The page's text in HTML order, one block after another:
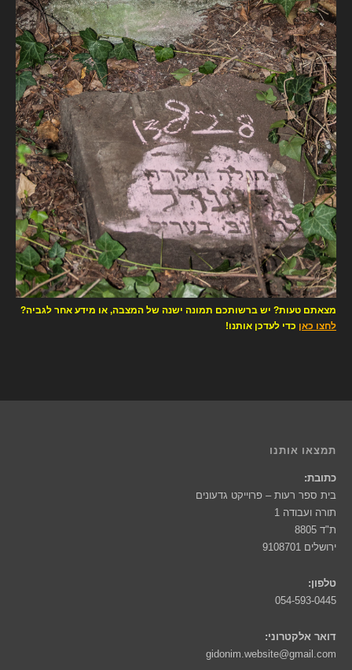
מצאתם טעות? יש ברשותכם תמונה ישנה של המצבה, או מידע אחר לגביה?
לחצו כאן כדי לעדכן אותנו!
תמצאו אותנו
כתובת:
בית ספר רעות – פרוייקט גדעונים
תורה ועבודה 1
ת"ד 8805
ירושלים 9108701
טלפון:
054-593-0445
דואר אלקטרוני:
gidonim.website@gmail.com